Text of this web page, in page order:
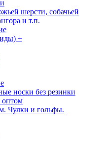
шерсти, собачьей
и т.п.
+
носки без резинки
оптом
Чулки и гольфы.